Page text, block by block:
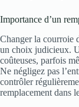
Importance d’un
Changer la courroie
un choix judicieux.
coûteuses, parfois
Ne négligez pas
contrôler
remplacement dans